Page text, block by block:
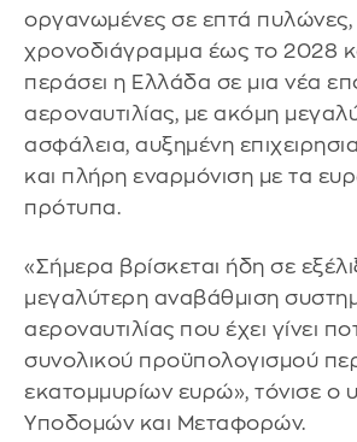
οργανωμένες σε επτά πυλώνες,
χρονοδιάγραμμα έως το 2028
περάσει η Ελλάδα σε μια νέα
αεροναυτιλίας, με ακόμη
ασφάλεια, αυξημένη
και πλήρη εναρμόνιση με τα
πρότυπα.
«Σήμερα βρίσκεται ήδη σε
μεγαλύτερη αναβάθμιση
αεροναυτιλίας που έχει γίνει
συνολικού προϋπολογισμού
εκατομμυρίων ευρώ», τόνισε ο
Υποδομών και Μεταφορών.